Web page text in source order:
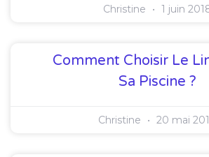
Christine 1 juin
Comment Choisir Le
Sa Piscine ?
Christine 20 mai